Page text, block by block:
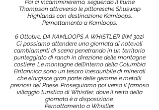
Poi ci incammineremo, seguendo il fiume
Thompson attraverso le pittoresche Shuswap
Highlands con destinazione Kamloops.
Pernottamento a Kamloops.
6 Ottobre: DA KAMLOOPS A WHISTLER (KM 302)
Ci possiamo attendere una giornata di notevoli
cambiamenti di scena penetrando in un territorio
punteggiato di ranch in direzione delle montagne
costiere. Le montagne dell’interno della Columbia
Britannica sono un tesoro inesauribile di minerali
che elargisce gran parte delle gemme e metalli
preziosi del Paese. Proseguiamo poi verso il famoso
villaggio turistico di Whistler, dove il resto della
giornata è a disposizione.
Pernottamento a Whistler.